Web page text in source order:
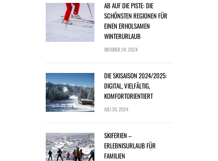
AB AUF DIE PISTE: DIE
SCHÖNSTEN REGIONEN FÜR
EINEN ERHOLSAMEN
WINTERURLAUB
OKTOBER 24, 2024
DIE SKISAISON 2024/2025:
DIGITAL, VIELFÄLTIG,
KOMFORTORIENTIERT
JULI 30, 2024
SKIFERIEN –
ERLEBNISURLAUB FÜR
FAMILIEN